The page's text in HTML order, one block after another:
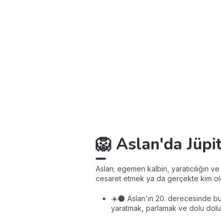
🦁 Aslan'da
Aslan; egemen kalbin, yaratıcılığın
cesaret etmek ya da gerçekte kim
☀️🌑 Aslan'ın 20. derecesinde
yaratmak, parlamak ve dolu